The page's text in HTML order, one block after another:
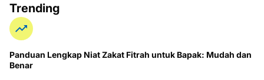
Trending
Panduan Lengkap Niat Zakat Fitrah untuk Bapak: Mudah dan
Benar